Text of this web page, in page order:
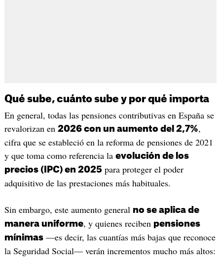
Qué sube, cuánto sube y por qué importa
En general, todas las pensiones contributivas en España se
revalorizan en 2026 con un aumento del 2,7%,
cifra que se estableció en la reforma de pensiones de 2021
y que toma como referencia la evolución de los
precios (IPC) en 2025para proteger el poder
adquisitivo de las prestaciones más habituales.
Sin embargo, este aumento general no se aplica de
manera uniforme, y quienes reciben pensiones
mínimas—es decir, las cuantías más bajas que reconoce
la Seguridad Social— verán incrementos mucho más altos: